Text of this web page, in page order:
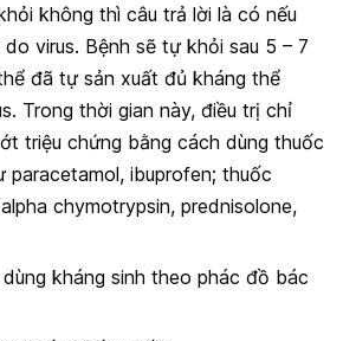
không thì câu trả lời là có nếu
do virus. Bệnh sẽ tự khỏi sau 5 – 7
đã tự sản xuất đủ kháng thể
Trong thời gian này, điều trị chỉ
triệu chứng bằng cách dùng thuốc
paracetamol, ibuprofen; thuốc
chymotrypsin, prednisolone,
kháng sinh theo phác đồ bác